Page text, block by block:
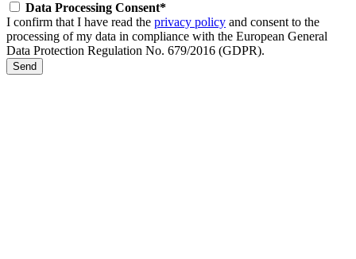
Data Processing Consent*
I confirm that I have read the privacy policy and consent to the
processing of my data in compliance with the European General
Data Protection Regulation No. 679/2016 (GDPR).
Send